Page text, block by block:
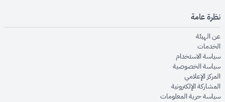
نظرة عامة
عن الهيئةopens in new window
الخدماتopens in new window
سياسة الاستخدام
سياسة الخصوصيةopens in new window
المركز الإعلاميopens in new window
المشاركة الإلكترونيةopens in new window
سياسة حرية المعلوماتopens in new window